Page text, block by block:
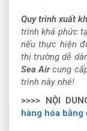
Quy trình xuất
trình khá phức
nếu thực hiện
thị trường dễ
Sea Aircung
trình này nhé!
>>>> NỘI
hàng hóa